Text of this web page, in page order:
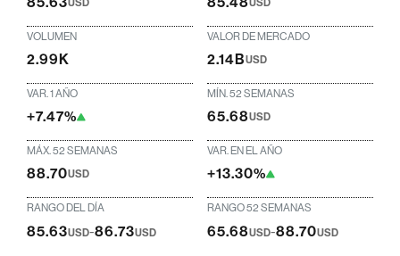
VOLUMEN
2.99K
VALOR DE MERCADO
2.14BUSD
VAR. 1 AÑO
+7.47%
MÍN. 52 SEMANAS
65.68USD
MÁX. 52 SEMANAS
88.70USD
VAR. EN EL AÑO
+13.30%
RANGO DEL DÍA
85.63USD-86.73USD
RANGO 52 SEMANAS
65.68USD-88.70USD